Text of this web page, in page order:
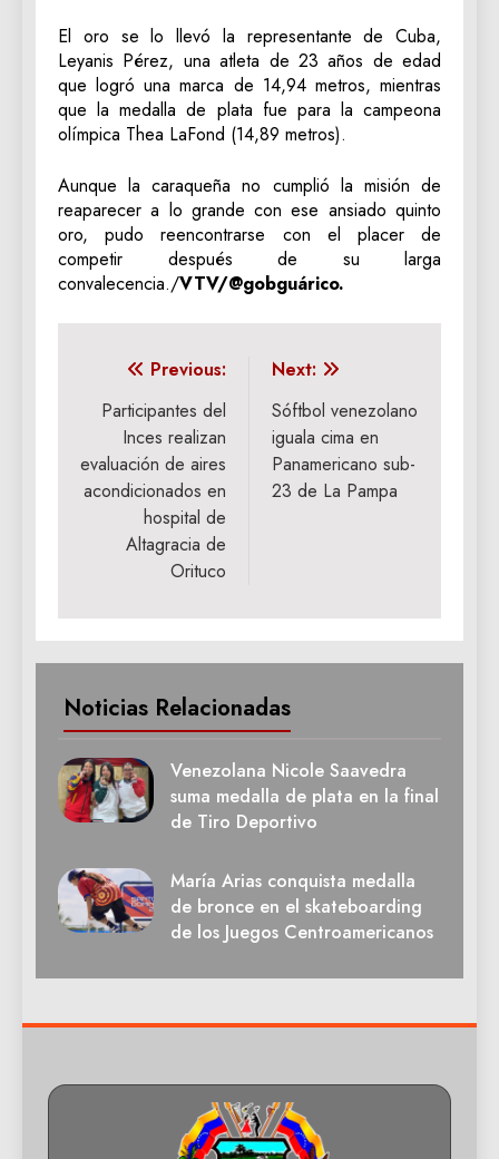
El oro se lo llevó la representante de Cuba,
Leyanis Pérez, una atleta de 23 años de edad
que logró una marca de 14,94 metros, mientras
que la medalla de plata fue para la campeona
olímpica Thea LaFond (14,89 metros).
Aunque la caraqueña no cumplió la misión de
reaparecer a lo grande con ese ansiado quinto
oro, pudo reencontrarse con el placer de
competir después de su larga
convalecencia./VTV/@gobguárico.
Navegación
de
entradas
Previous:
Participantes del
Inces realizan
evaluación de aires
acondicionados en
hospital de
Altagracia de
Orituco
Next:
Sóftbol venezolano
iguala cima en
Panamericano sub-
23 de La Pampa
Noticias Relacionadas
Venezolana Nicole Saavedra
suma medalla de plata en la final
de Tiro Deportivo
María Arias conquista medalla
de bronce en el skateboarding
de los Juegos Centroamericanos